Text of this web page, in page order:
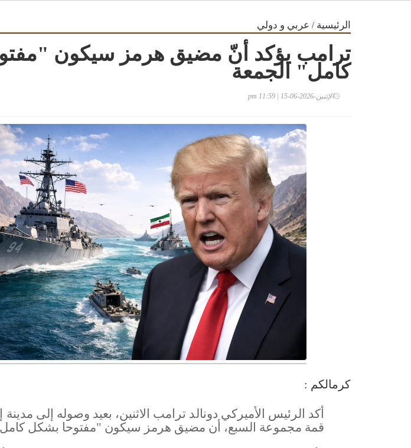
الرئيسية / عربي و دولي
ترامب يؤكد أنّ مضيق هرمز سيكون
كامل" الجمعة
الإثنين-2026-06-15 | 11:59 pm
كرمالكم :
أكد الرئيس الأميركي دونالد ترامب الاثنين، بعيد وصوله إلى
قمة مجموعة السبع، أن مضيق هرمز سيكون "مفتوحا بشكل